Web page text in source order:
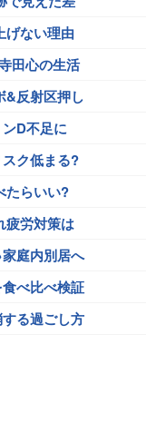
げない理由
田心の生活
&反射区押し
D不足に
ク低まる?
たらいい?
疲労対策は
庭内別居へ
べ比べ検証
る過ごし方